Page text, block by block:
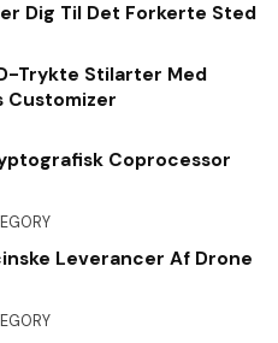
Dig Til Det Forkerte Sted
Trykte Stilarter Med
Customizer
Coprocessor
Leverancer Af Drone